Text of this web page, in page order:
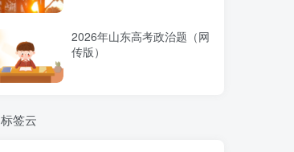
2026年山东高考政治题（网
传版）
标签云